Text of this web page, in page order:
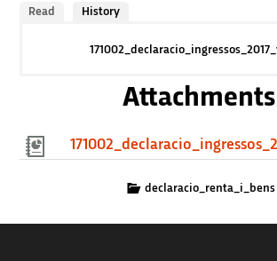
Read History
Attachments
declaracio_renta_i_bens